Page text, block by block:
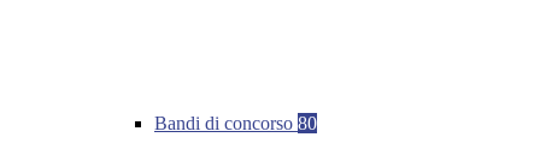
Bandi di concorso 80